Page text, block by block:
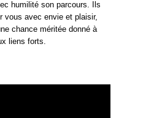
humilité son parcours. Ils
vous avec envie et plaisir,
chance méritée donné à
liens forts.